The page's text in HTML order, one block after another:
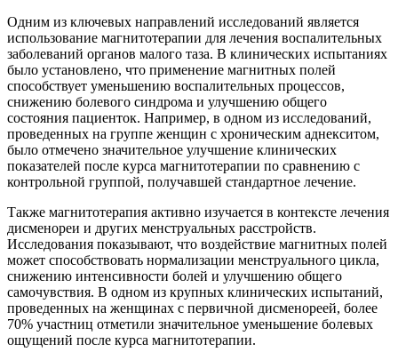
Одним из ключевых направлений исследований является
использование магнитотерапии для лечения воспалительных
заболеваний органов малого таза. В клинических испытаниях
было установлено, что применение магнитных полей
способствует уменьшению воспалительных процессов,
снижению болевого синдрома и улучшению общего
состояния пациенток. Например, в одном из исследований,
проведенных на группе женщин с хроническим аднекситом,
было отмечено значительное улучшение клинических
показателей после курса магнитотерапии по сравнению с
контрольной группой, получавшей стандартное лечение.
Также магнитотерапия активно изучается в контексте лечения
дисменореи и других менструальных расстройств.
Исследования показывают, что воздействие магнитных полей
может способствовать нормализации менструального цикла,
снижению интенсивности болей и улучшению общего
самочувствия. В одном из крупных клинических испытаний,
проведенных на женщинах с первичной дисменореей, более
70% участниц отметили значительное уменьшение болевых
ощущений после курса магнитотерапии.